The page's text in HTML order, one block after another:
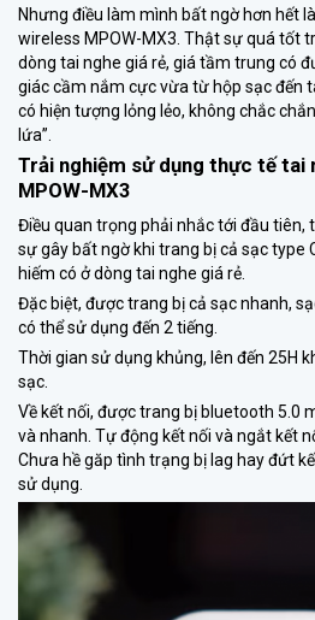
Nhưng điều làm mình bất ngờ hơn hết
wireless MPOW-MX3. Thật sự quá tốt
dòng tai nghe giá rẻ, giá tầm trung có
giác cầm nắm cực vừa từ hộp sạc đến
có hiện tượng lỏng lẻo, không chắc
lứa”.
Trải nghiệm sử dụng thực tế
MPOW-MX3
Điều quan trọng phải nhắc tới đầu tiên,
sự gây bất ngờ khi trang bị cả sạc type
hiếm có ở dòng tai nghe giá rẻ.
Đặc biệt, được trang bị cả sạc nhanh,
có thể sử dụng đến 2 tiếng.
Thời gian sử dụng khủng, lên đến 25H
sạc.
Về kết nối, được trang bị bluetooth 5.0
và nhanh. Tự động kết nối và ngắt kết
Chưa hề găp tình trạng bị lag hay đứt
sử dụng.